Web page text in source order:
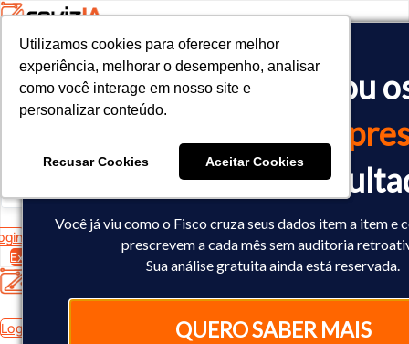
O Fisco já cruzou
dadosda sua
Você já sabe o
Você já viu como o Fisco cruza seus dados item a item e
prescrevem a cada mês sem auditoria
Sua análise gratuita ainda está reservada.
QUERO SABER MAIS
Utilizamos cookies para oferecer melhor
experiência, melhorar o desempenho, analisar
como você interage em nosso site e
personalizar conteúdo.
Recusar Cookies Aceitar Cookies
Utilizamos cookies para oferecer melhor
experiência, melhorar o desempenho, analisar
como você interage em nosso site e
personalizar conteúdo.
Recusar Cookies Aceitar Cookies
<!-- Google tag (gtag.js) -->
<script async src="https://www.googletagmanager.com/gtag/
<script>
  window.dataLayer = window.dataLayer || [];
  gtag('config', 'AW-10793602440');
Experimente Grátis
Login